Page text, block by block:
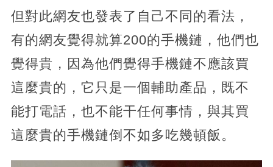
但對此網友也發表了自己不同的看法，
有的網友覺得就算200的手機鏈，他們也
覺得貴，因為他們覺得手機鏈不應該買
這麼貴的，它只是一個輔助產品，既不
能打電話，也不能干任何事情，與其買
這麼貴的手機鏈倒不如多吃幾頓飯。